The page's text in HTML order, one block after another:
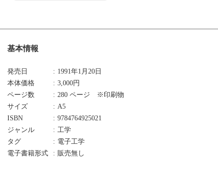
基本情報
発売日
1991年1月20日
本体価格
3,000円
ページ数
280 ページ ※印刷物
サイズ
A5
ISBN
9784764925021
ジャンル
工学
タグ
電子工学
電子書籍形式
販売無し